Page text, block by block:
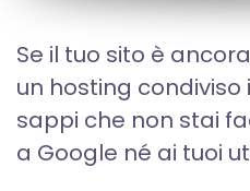
Se il tuo sito è
un hosting
sappi che non stai
a Google né ai tuoi